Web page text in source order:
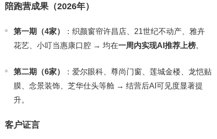
陪跑营成果（2026年）
第一期（4家）
：织颜窗帘许昌店、21世纪不动产、雅卉
花艺、小叮当惠康口腔 → 均在一周内实现AI推荐上榜。
第二期（6家）
：爱尔眼科、尊尚门窗、莲城金楼、龙恺贴
膜、念景装饰、芝华仕头等舱 → 结营后AI可见度显著提
升。
客户证言